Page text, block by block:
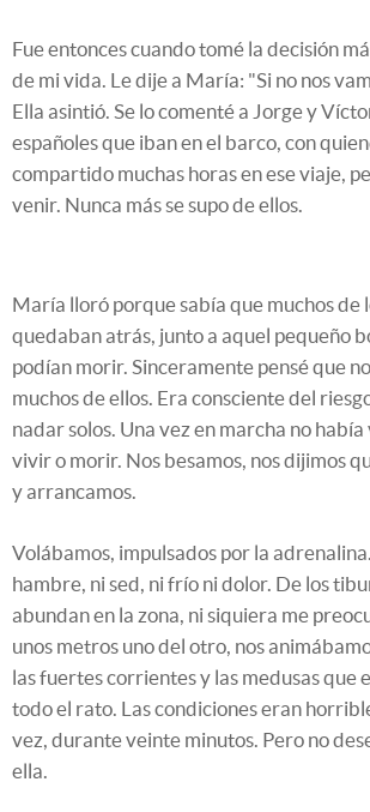
Fue entonces cuando tomé la decisión
de mi vida. Le dije a María: "Si no nos
Ella asintió. Se lo comenté a Jorge y
españoles que iban en el barco, con
compartido muchas horas en ese viaje,
venir. Nunca más se supo de ellos.
María lloró porque sabía que muchos de
quedaban atrás, junto a aquel pequeño
podían morir. Sinceramente pensé que
muchos de ellos. Era consciente del
nadar solos. Una vez en marcha no
vivir o morir. Nos besamos, nos dijimos
y arrancamos.
Volábamos, impulsados por la
hambre, ni sed, ni frío ni dolor. De los
abundan en la zona, ni siquiera me
unos metros uno del otro, nos
las fuertes corrientes y las medusas que
todo el rato. Las condiciones eran
vez, durante veinte minutos. Pero no
ella.